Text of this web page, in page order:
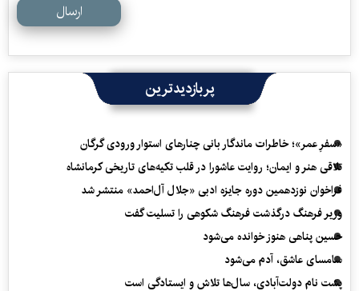
ارسال
پربازدیدترین
«سفرِ عمر»؛ خاطرات ماندگار بانی چنارهای استوار ورودی گرگان
تلاقی هنر و ایمان؛ روایت عاشورا در قلب تکیه‌های تاریخی کرمانشاه
فراخوان نوزدهمین دوره جایزه ادبی «جلال آل‌احمد» منتشر شد
وزیر فرهنگ درگذشت فرهنگ شکوهی را تسلیت گفت
حسین پناهی هنوز خوانده می‌شود
سامسای عاشق، آدم می‌شود
پشت نام دولت‌آبادی، سال‌ها تلاش و ایستادگی است